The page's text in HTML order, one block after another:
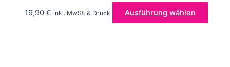
19,90 € inkl. MwSt. & Druck Ausführung wählen